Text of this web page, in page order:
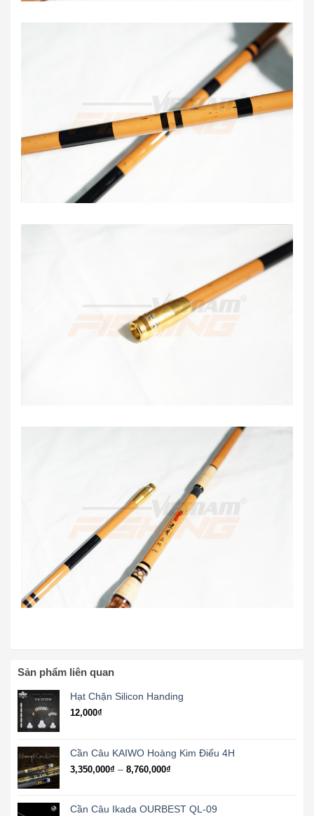
Sản phẩm liên quan
Hạt Chặn Silicon Handing
12,000₫
Cần Câu KAIWO Hoàng Kim Điếu 4H
3,350,000₫ – 8,760,000₫
3,350,000₫
Cần Câu Ikada OURBEST QL-09